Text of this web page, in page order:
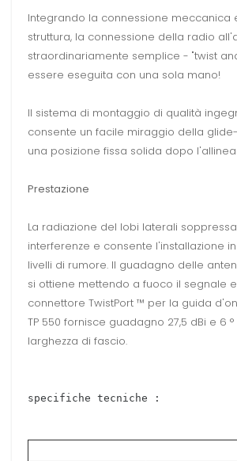
Integrando la connessione meccanica
struttura, la connessione della radio
straordinariamente semplice - "twist
essere eseguita con una sola mano!
Il sistema di montaggio di qualità
consente un facile miraggio della
una posizione fissa solida dopo
Prestazione
La radiazione del lobi laterali
interferenze e consente l'installazione
livelli di rumore. Il guadagno delle
si ottiene mettendo a fuoco il segnale
connettore TwistPort ™ per la guida
TP 550 fornisce guadagno 27,5 dBi e 6
larghezza di fascio.
specifiche tecniche :